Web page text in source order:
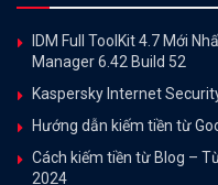
IDM Full ToolKit 4.7 Mới
Manager 6.42 Build 52
Kaspersky Internet
Hướng dẫn kiếm tiền từ
Cách kiếm tiền từ Blog –
2024